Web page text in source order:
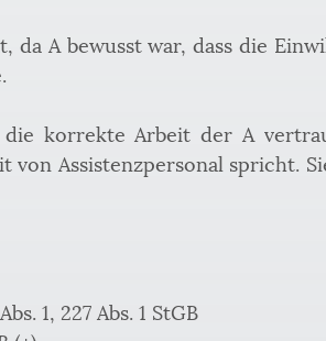
da A bewusst war, dass die
korrekte Arbeit der A
Assistenzpersonal spricht.
1, 227 Abs. 1 StGB